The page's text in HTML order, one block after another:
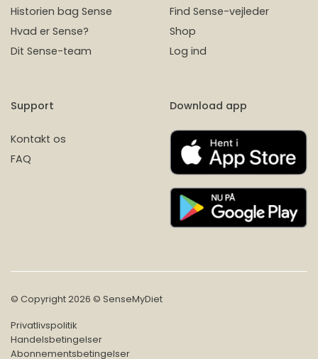
Historien bag Sense
Hvad er Sense?
Dit Sense-team
Find Sense-vejleder
Shop
Log ind
Support
Kontakt os
FAQ
Download app
© Copyright 2026 © SenseMyDiet
Privatlivspolitik
Handelsbetingelser
Abonnementsbetingelser